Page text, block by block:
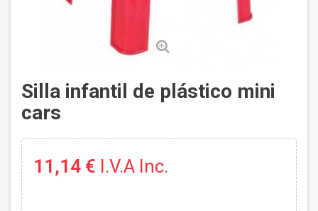
Silla infantil de plástico mini
cars
11,14 € I.V.A Inc.